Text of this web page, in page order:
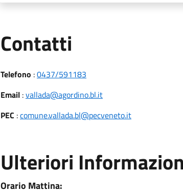
Contatti
Telefono :0437/591183
Email:vallada@agordino.bl.it
PEC :comune.vallada.bl@pecveneto.it
Ulteriori
Orario Mattina: